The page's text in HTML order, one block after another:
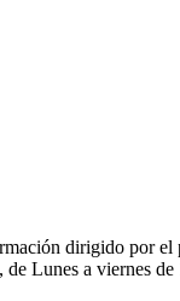
dirigido por
de Lunes a viernes